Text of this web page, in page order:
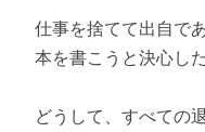
仕事を捨てて出自で
本を書こうと決心した
どうして、すべての